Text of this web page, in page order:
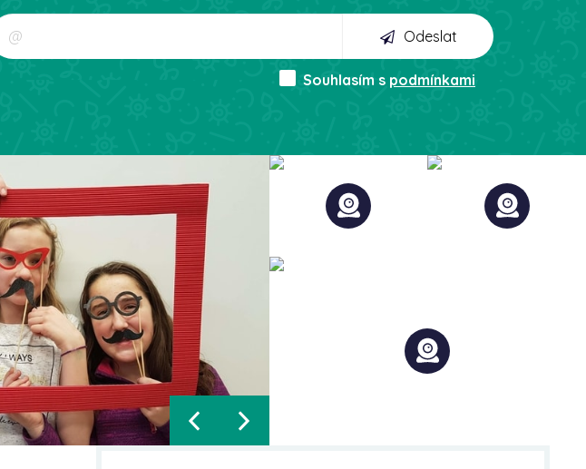
Odeslat
Souhlasím s podmínkami